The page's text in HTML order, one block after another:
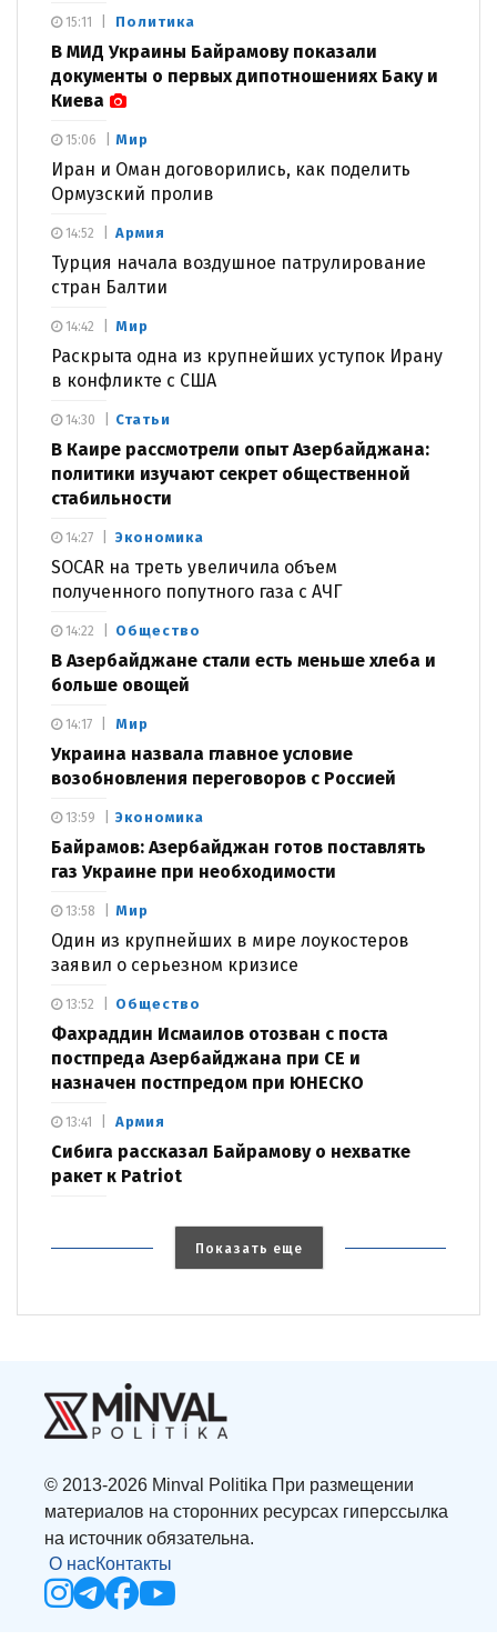
Политика
В МИД Украины Байрамову показали
документы о первых дипотношениях Баку и
Киева
15:11
Мир
Иран и Оман договорились, как поделить
Ормузский пролив
15:06
Армия
Турция начала воздушное патрулирование
стран Балтии
14:52
Мир
Раскрыта одна из крупнейших уступок Ирану
в конфликте с США
14:42
Статьи
В Каире рассмотрели опыт Азербайджана:
политики изучают секрет общественной
стабильности
14:30
Экономика
SOCAR на треть увеличила объем
полученного попутного газа с АЧГ
14:27
Общество
В Азербайджане стали есть меньше хлеба и
больше овощей
14:22
Мир
Украина назвала главное условие
возобновления переговоров с Россией
14:17
Экономика
Байрамов: Азербайджан готов поставлять
газ Украине при необходимости
13:59
Мир
Один из крупнейших в мире лоукостеров
заявил о серьезном кризисе
13:58
Общество
Фахраддин Исмаилов отозван с поста
постпреда Азербайджана при СЕ и
назначен постпредом при ЮНЕСКО
13:52
Армия
Сибига рассказал Байрамову о нехватке
ракет к Patriot
13:41
Показать еще
© 2013-2026 Minval Politika При размещении
материалов на сторонних ресурсах гиперссылка
на источник обязательна.
О насКонтакты